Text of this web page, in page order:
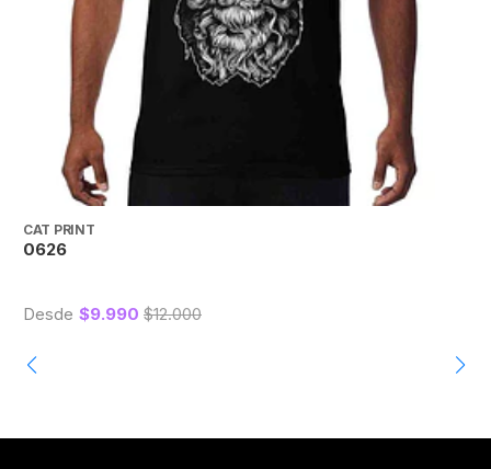
CAT PRINT
0626
Desde $9.990 $12.000